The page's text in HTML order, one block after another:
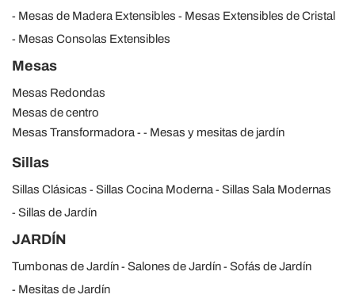
Mesas de Madera Extensibles
Mesas Extensibles de Cristal
Mesas Consolas Extensibles
Mesas
Mesas Redondas
Mesas de centro
Mesas Transformadora
Mesas y mesitas de jardín
Sillas
Sillas Clásicas Sillas Cocina Moderna
Sillas Sala Modernas
Sillas de Jardín
JARDÍN
Tumbonas de Jardín Salones de Jardín
Sofás de Jardín
Mesitas de Jardín